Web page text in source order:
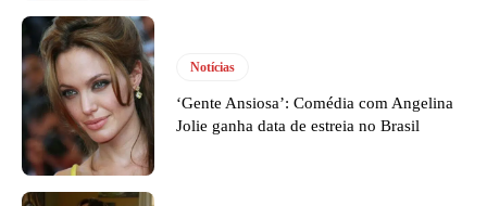
Notícias
‘Gente Ansiosa’: Comédia com Angelina
Jolie ganha data de estreia no Brasil